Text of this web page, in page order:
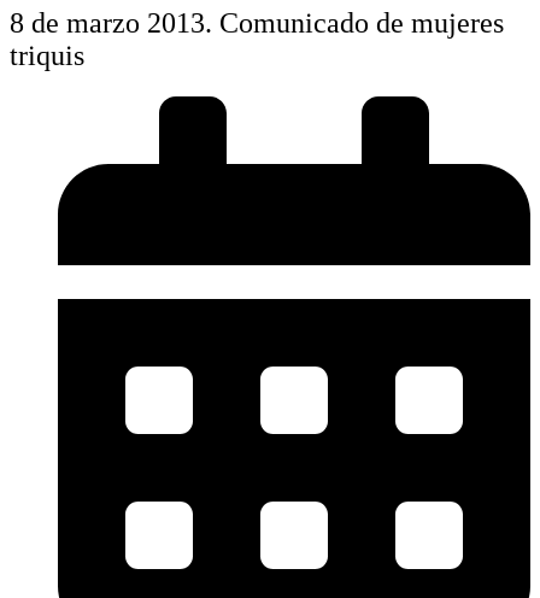
8 de marzo 2013. Comunicado de mujeres
triquis